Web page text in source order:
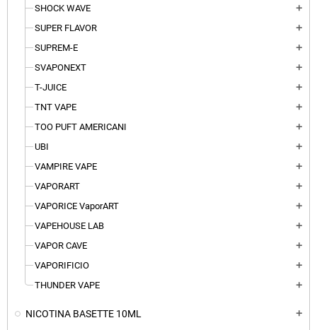
SHOCK WAVE add
SUPER FLAVOR add
SUPREM-E add
SVAPONEXT add
T-JUICE add
TNT VAPE add
TOO PUFT AMERICANI add
UBI add
VAMPIRE VAPE add
VAPORART add
VAPORICE VaporART add
VAPEHOUSE LAB add
VAPOR CAVE add
VAPORIFICIO add
THUNDER VAPE add
NICOTINA BASETTE 10ML add